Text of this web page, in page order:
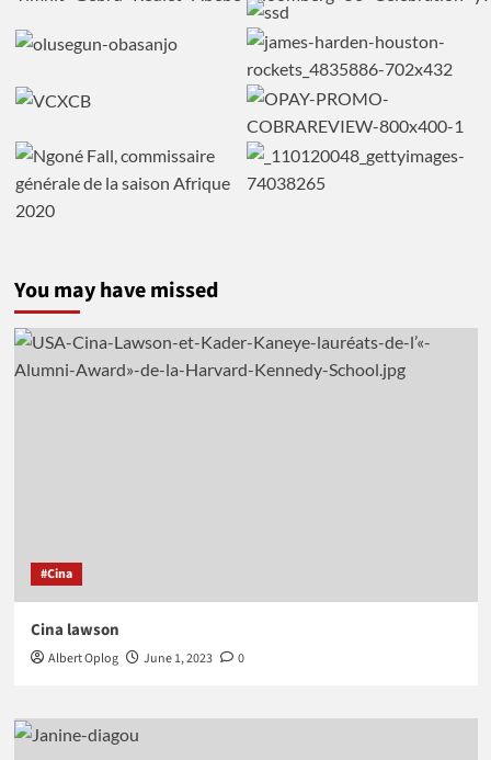
You may have missed
#Cina
Cina lawson
Albert Oplog June 1, 2023 0